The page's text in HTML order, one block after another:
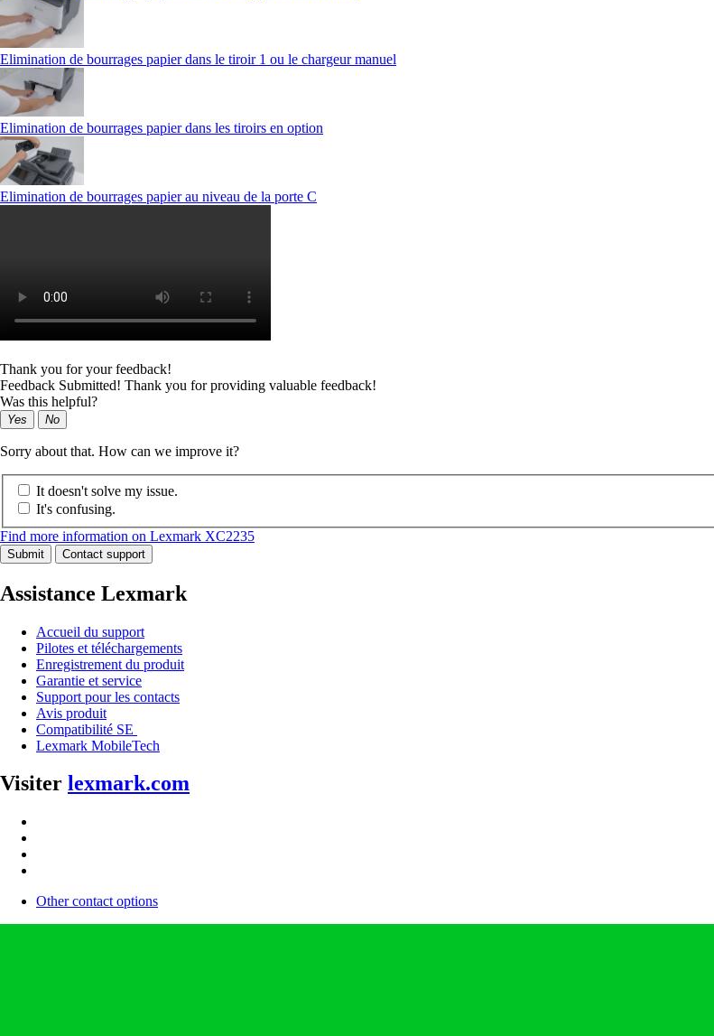
Elimination de bourrages papier dans le tiroir 1 ou le chargeur manuel
Elimination de bourrages papier dans les tiroirs en option
Elimination de bourrages papier au niveau de la porte C
Thank you for your feedback!
Feedback Submitted! Thank you for providing valuable feedback!
Was this helpful?
Yes No
Sorry about that. How can we improve it?
It doesn't solve my issue.
It's confusing.
Find more information on Lexmark XC2235
Submit Contact support
Assistance Lexmark
Accueil du support
Pilotes et téléchargements
Enregistrement du produit
Garantie et service
Support pour les contacts
Avis produit
Compatibilité SE
Lexmark MobileTech
Visiter lexmark.com
Other contact options